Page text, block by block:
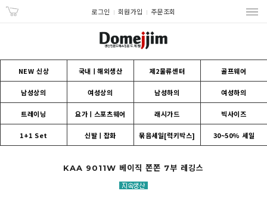
로그인 회원가입 주문조회
NEW 신상 국내ㅣ해외생산 제2물류센터 골프웨어
남성상의 여성상의 남성하의 여성하의
트레이닝 요가ㅣ스포츠웨어 래시가드 빅사이즈
1+1 Set 신발ㅣ잡화 묶음세일[럭키박스] 30~50% 세일
KAA 9011W 베이직 쫀쫀 7부 레깅스